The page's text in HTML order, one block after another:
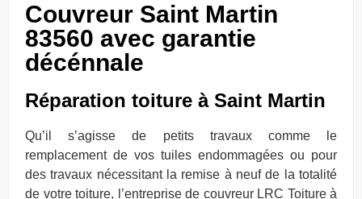
Couvreur Saint Martin
83560 avec garantie
décénnale
Réparation toiture à Saint Martin
Qu’il s’agisse de petits travaux comme le
remplacement de vos tuiles endommagées ou pour
des travaux nécessitant la remise à neuf de la totalité
de votre toiture, l’entreprise de couvreur LRC Toiture à